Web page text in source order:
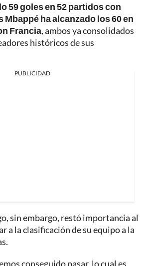
59 goles en 52 partidos con
Mbappé ha alcanzado los 60 en
Francia, ambos ya consolidados
históricos de sus
PUBLICIDAD
sin embargo, restó importancia al
a la clasificación de su equipo a la
conseguido pasar, lo cual es